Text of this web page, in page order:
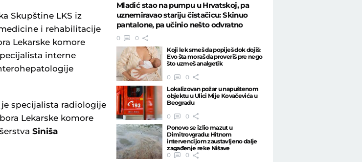
Skupštine LKS iz
i rehabilitacije
Lekarske komore
interne
specijalista radiologije
Lekarske komore
Siniša
Mladić stao na pumpu u Hrvatskoj, pa
uznemiravao stariju čistačicu: Skinuo
pantalone, pa učinio nešto odvratno
0
0
Koji lek smeš da popiješ dok dojiš:
Evo šta moraš da proveriš pre nego
što uzmeš analgetik
0
0
Lokalizovan požar u napuštenom
objektu u Ulici Mije Kovačevića u
Beogradu
0
0
Ponovo se izlio mazut u
Dimitrovgradu: Hitnom
intervencijom zaustavljeno dalje
zagađenje reke Nišave
0
0